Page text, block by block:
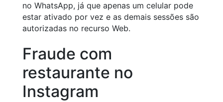
no WhatsApp, já que apenas um celular pode
estar ativado por vez e as demais sessões são
autorizadas no recurso Web.
Fraude com
restaurante no
Instagram